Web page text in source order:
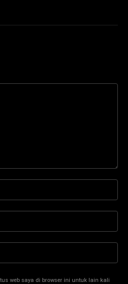
web saya di browser ini untuk lain kali